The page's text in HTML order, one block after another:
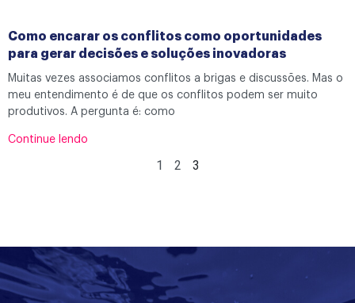
Como encarar os conflitos como oportunidades
para gerar decisões e soluções inovadoras
Muitas vezes associamos conflitos a brigas e discussões. Mas o
meu entendimento é de que os conflitos podem ser muito
produtivos. A pergunta é: como
Continue lendo
1 2 3